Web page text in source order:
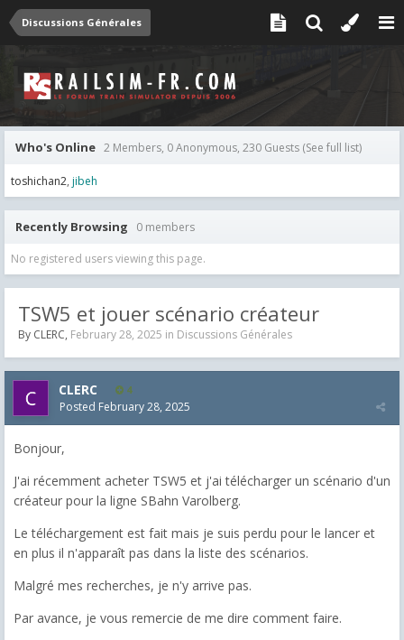
Discussions Générales
Who's Online 2 Members, 0 Anonymous, 230 Guests (See full list)
toshichan2 jibeh
Recently Browsing 0 members
No registered users viewing this page.
TSW5 et jouer scénario créateur
By CLERC, February 28, 2025 in Discussions Générales
CLERC 4
Posted February 28, 2025
Bonjour,
J'ai récemment acheter TSW5 et j'ai télécharger un scénario d'un
créateur pour la ligne SBahn Varolberg.
Le téléchargement est fait mais je suis perdu pour le lancer et
en plus il n'apparaît pas dans la liste des scénarios.
Malgré mes recherches, je n'y arrive pas.
Par avance, je vous remercie de me dire comment faire.